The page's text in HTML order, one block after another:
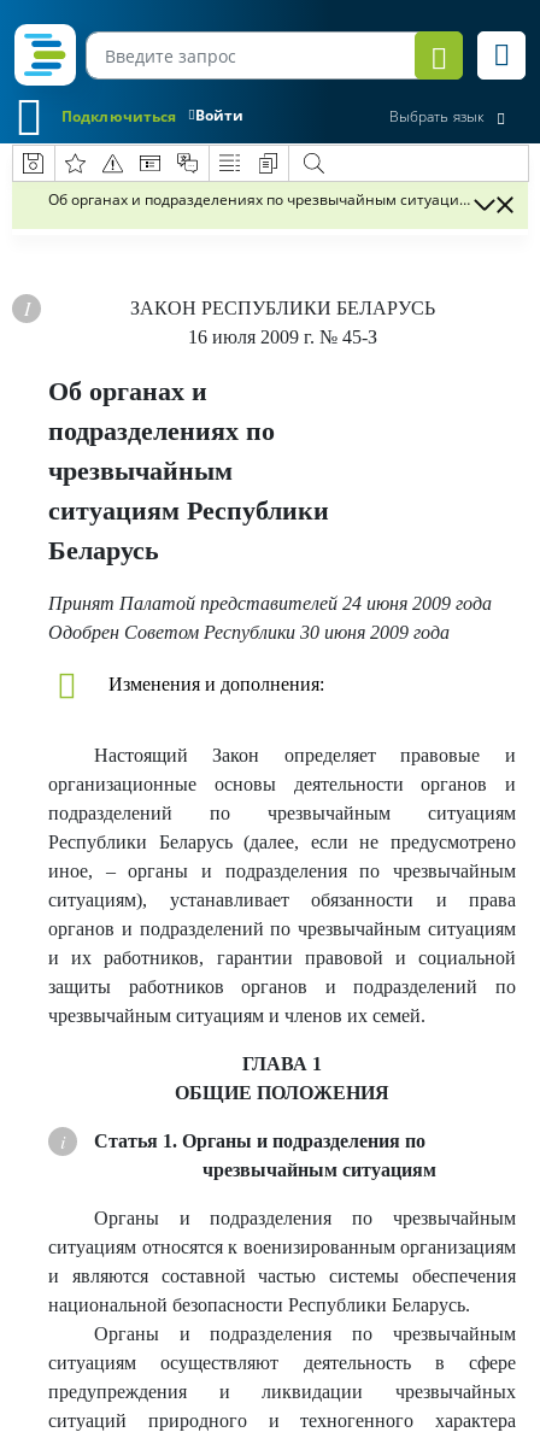
Войти
Подключиться Выбрать язык
Об органах и подразделениях по чрезвычайным ситуациям
ЗАКОН РЕСПУБЛИКИ БЕЛАРУСЬ
16 июля 2009 г. № 45-З
Об органах и
подразделениях по
чрезвычайным
ситуациям Республики
Беларусь
Принят Палатой представителей 24 июня 2009 года
Одобрен Советом Республики 30 июня 2009 года
Изменения и дополнения:
Настоящий Закон определяет правовые и
организационные основы деятельности органов и
подразделений по чрезвычайным ситуациям
Республики Беларусь (далее, если не предусмотрено
иное, – органы и подразделения по чрезвычайным
ситуациям), устанавливает обязанности и права
органов и подразделений по чрезвычайным ситуациям
и их работников, гарантии правовой и социальной
защиты работников органов и подразделений по
чрезвычайным ситуациям и членов их семей.
ГЛАВА 1
ОБЩИЕ ПОЛОЖЕНИЯ
Статья 1. Органы и подразделения по
чрезвычайным ситуациям
Органы и подразделения по чрезвычайным
ситуациям относятся к военизированным организациям
и являются составной частью системы обеспечения
национальной безопасности Республики Беларусь.
Органы и подразделения по чрезвычайным
ситуациям осуществляют деятельность в сфере
предупреждения и ликвидации чрезвычайных
ситуаций природного и техногенного характера